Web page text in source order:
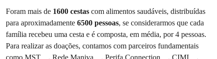
Foram mais de 1600 cestas com alimentos saudáveis, distribuídas
para aproximadamente 6500 pessoas, se considerarmos que cada
família recebeu uma cesta e é composta, em média, por 4 pessoas.
Para realizar as doações, contamos com parceiros fundamentais